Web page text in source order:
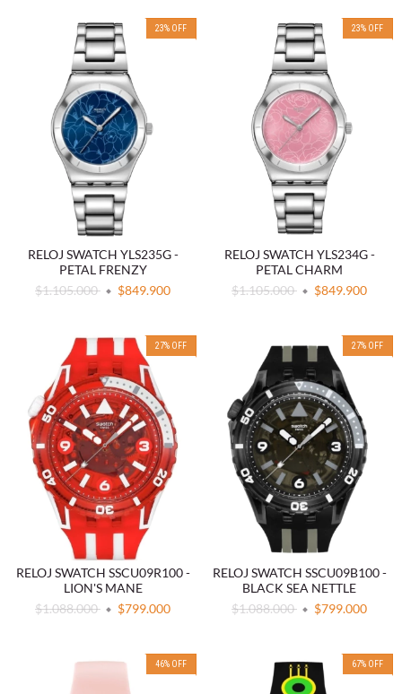
23% OFF
RELOJ SWATCH YLS235G -
PETAL FRENZY
$1.105.000
$849.900
23% OFF
RELOJ SWATCH YLS234G -
PETAL CHARM
$1.105.000
$849.900
27% OFF
RELOJ SWATCH SSCU09R100 -
LION'S MANE
$1.088.000
$799.000
27% OFF
RELOJ SWATCH SSCU09B100 -
BLACK SEA NETTLE
$1.088.000
$799.000
46% OFF 67% OFF